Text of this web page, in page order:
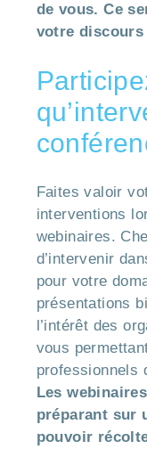
de vous. Ce
votre
Faites valoir
interventions
webinaires.
d’intervenir
pour votre
présentations
l’intérêt des
vous
professionnels
Les
préparant sur
pouvoir